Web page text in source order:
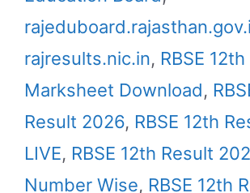
rajresults.nic.in, RBSE 12th
Marksheet Download,
Result 2026, RBSE 12th
LIVE, RBSE 12th Result
Number Wise, RBSE 12th